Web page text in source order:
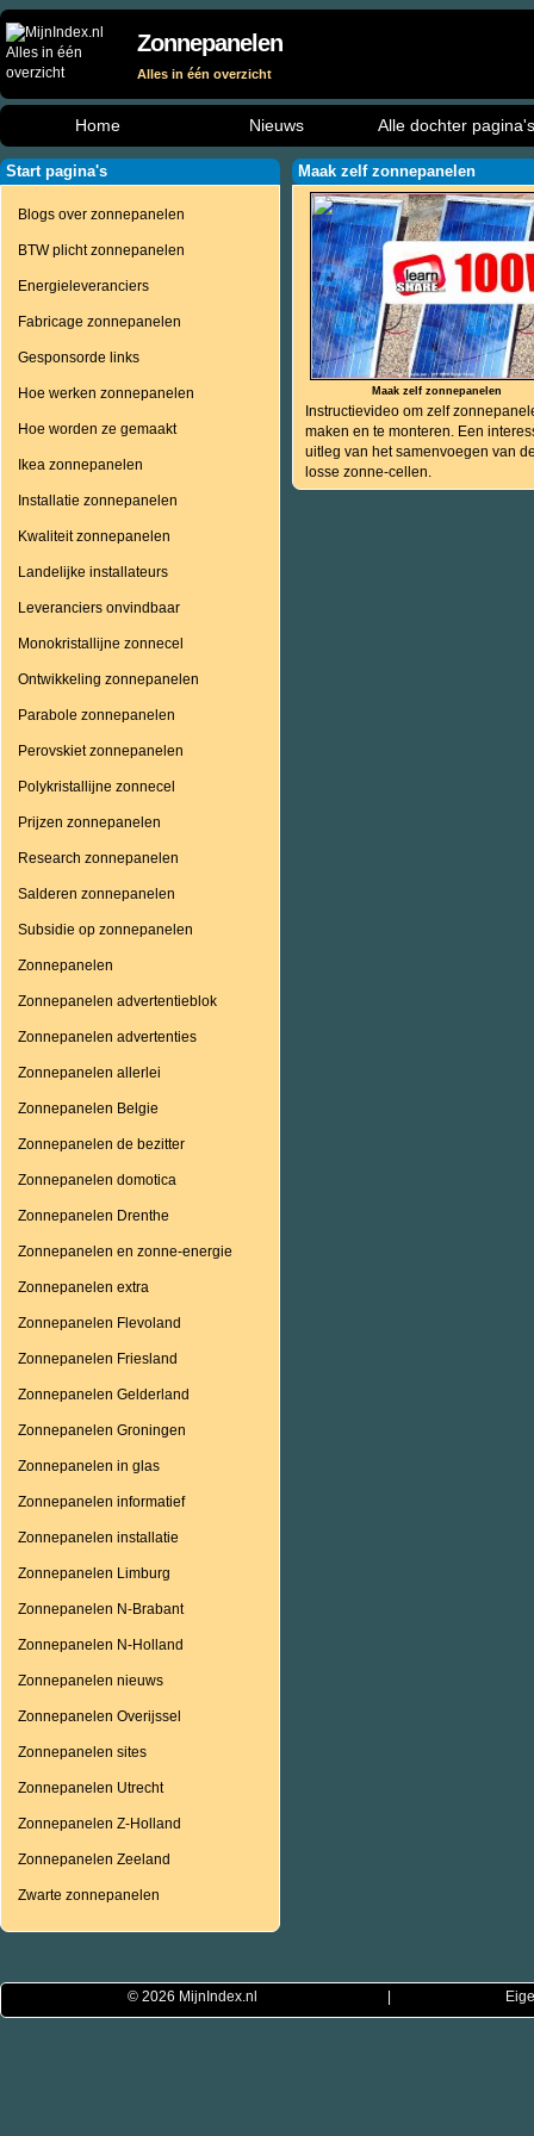
Zonnepanelen
Alles in één overzicht
Home Nieuws Alle dochter pagina's
Start pagina's
Blogs over zonnepanelen
BTW plicht zonnepanelen
Energieleveranciers
Fabricage zonnepanelen
Gesponsorde links
Hoe werken zonnepanelen
Hoe worden ze gemaakt
Ikea zonnepanelen
Installatie zonnepanelen
Kwaliteit zonnepanelen
Landelijke installateurs
Leveranciers onvindbaar
Monokristallijne zonnecel
Ontwikkeling zonnepanelen
Parabole zonnepanelen
Perovskiet zonnepanelen
Polykristallijne zonnecel
Prijzen zonnepanelen
Research zonnepanelen
Salderen zonnepanelen
Subsidie op zonnepanelen
Zonnepanelen
Zonnepanelen advertentieblok
Zonnepanelen advertenties
Zonnepanelen allerlei
Zonnepanelen Belgie
Zonnepanelen de bezitter
Zonnepanelen domotica
Zonnepanelen Drenthe
Zonnepanelen en zonne-energie
Zonnepanelen extra
Zonnepanelen Flevoland
Zonnepanelen Friesland
Zonnepanelen Gelderland
Zonnepanelen Groningen
Zonnepanelen in glas
Zonnepanelen informatief
Zonnepanelen installatie
Zonnepanelen Limburg
Zonnepanelen N-Brabant
Zonnepanelen N-Holland
Zonnepanelen nieuws
Zonnepanelen Overijssel
Zonnepanelen sites
Zonnepanelen Utrecht
Zonnepanelen Z-Holland
Zonnepanelen Zeeland
Zwarte zonnepanelen
Maak zelf zonnepanelen
Maak zelf zonnepanelen
Instructievideo om zelf
maken en te monteren. Een
uitleg van het samenvoegen van
losse zonne-cellen.
© 2026 MijnIndex.nl